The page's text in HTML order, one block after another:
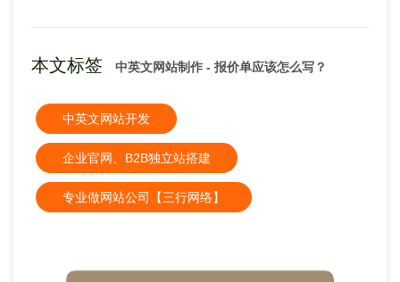
本文标签 中英文网站制作 - 报价单应该怎么写？
中英文网站开发
企业官网、B2B独立站搭建
专业做网站公司【三行网络】